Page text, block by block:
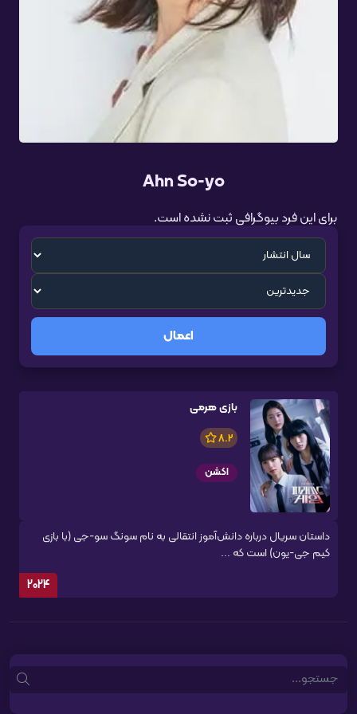
Ahn So-yo
برای این فرد بیوگرافی ثبت نشده است.
اعمال
بازی هرمی
8.2
اکشن
داستان سریال درباره دانش‌آموز انتقالی به نام سونگ سو-جی (با بازی
کیم جی-یون) است که ...
2024
Search